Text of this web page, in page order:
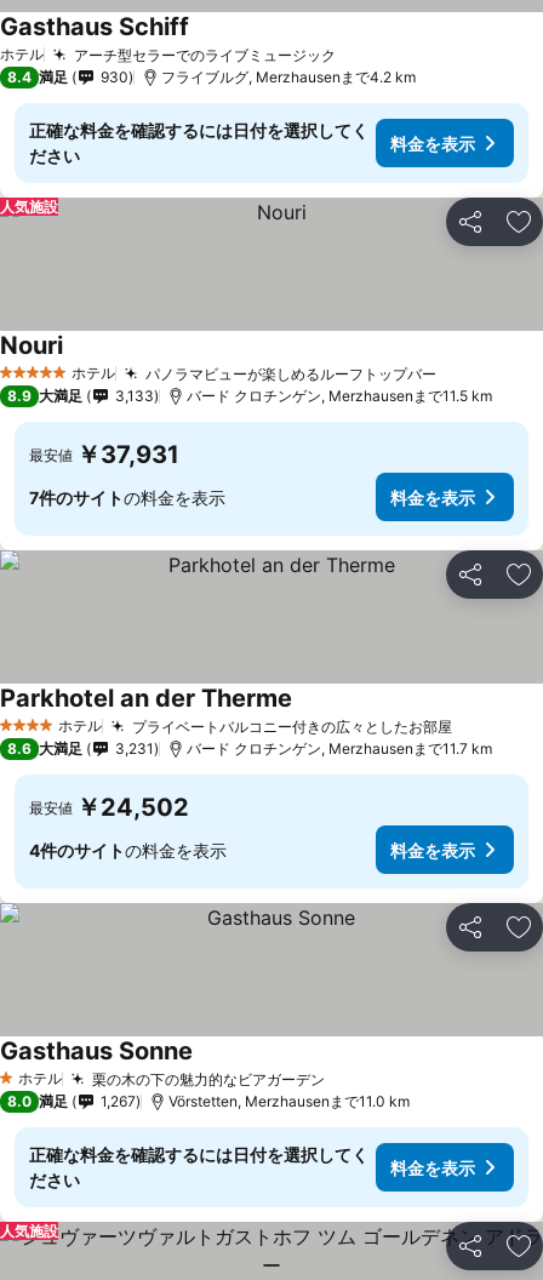
ホテル アーチ型セラーでのライブミュージック
Gasthaus Schiff
8.4 満足 930 フライブルグ, Merzhausenまで4.2 km
正確な料金を確認するには日付を選択してく
ださい
料金を表示
シェア お
人気施設
5 ホテルのランク
ホテル パノラマビューが楽しめるルーフトップバー
Nouri
8.9 大満足 3,133 バード クロチンゲン, Merzhausenまで11.5 km
最安値 ￥37,931
7件のサイトの料金を表示 料金を表示
シェア お
4 ホテルのランク
ホテル プライベートバルコニー付きの広々としたお部屋
Parkhotel an der Therme
8.6 大満足 3,231 バード クロチンゲン, Merzhausenまで11.7 km
最安値 ￥24,502
4件のサイトの料金を表示 料金を表示
シェア お
1 ホテルのランク
ホテル 栗の木の下の魅力的なビアガーデン
Gasthaus Sonne
8.0 満足 1,267 Vörstetten, Merzhausenまで11.0 km
正確な料金を確認するには日付を選択してく
ださい
料金を表示
シェア お
人気施設